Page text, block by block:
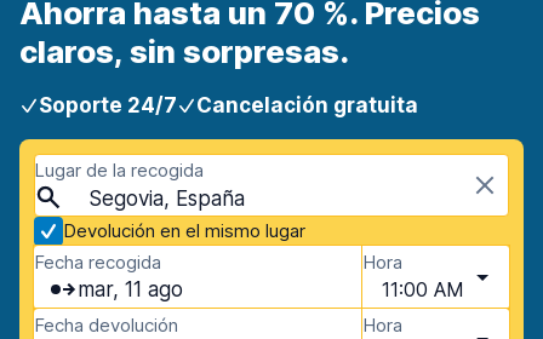
Ahorra hasta un 70 %. Precios
claros, sin sorpresas.
Soporte 24/7 Cancelación gratuita
Lugar de la recogida
Segovia, España
Devolución en el mismo lugar
Fecha recogida
mar, 11 ago
Hora
11:00 AM
Fecha devolución Hora